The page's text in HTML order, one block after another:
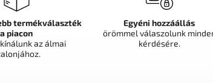
termékválaszték
a piacon
az álmai
Egyéni hozzáállás
örömmel válaszolunk
kérdésére.